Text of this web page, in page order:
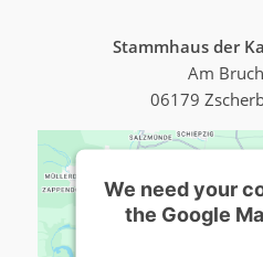
Stammhaus der
Am
06179
We need your
the Google